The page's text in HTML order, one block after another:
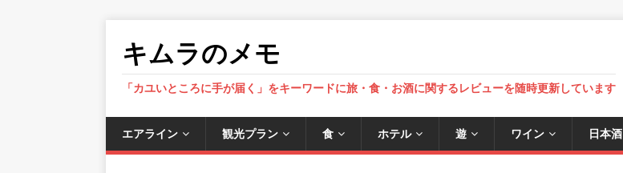
キムラのメモ
「カユいところに手が届く」をキーワードに旅・食・お酒に関するレビューを随時更新しています
エアライン 観光プラン 食 ホテル 遊 ワイン 日本酒